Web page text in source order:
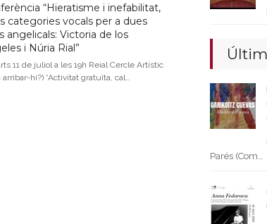
“Hieratisme i inefabilitat,
categories vocals per a dues
angelicals: Victoria de los
i Núria Rial”
11 de juliol a les 19h Reial Cercle Artístic
arribar-hi?) *Activitat gratuïta, cal…
Parés (Com…